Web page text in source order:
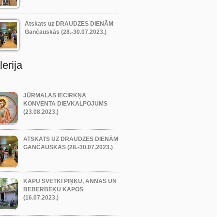
Atskats uz DRAUDZES DIENĀM
Gančauskās (28.-30.07.2023.)
JŪRMALAS IECIRKŅA
KONVENTA DIEVKALPOJUMS
(23.08.2023.)
ATSKATS UZ DRAUDZES DIENĀM
GANČAUSKĀS (28.-30.07.2023.)
KAPU SVĒTKI PIŅĶU, ANNAS UN
BEBERBEĶU KAPOS
(16.07.2023.)